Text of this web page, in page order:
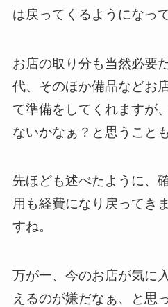
は戻ってくるようになっ
お店の取り分も当然必要
代、そのほか備品などお
て準備をしてくれますが
ないかなぁ？と思うこと
先ほども述べたように、
用も経費になり戻ってき
すね。
万が一、今のお店が気に
えるのが嫌だなぁ、と思